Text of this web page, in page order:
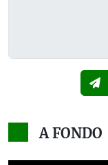
A FONDO